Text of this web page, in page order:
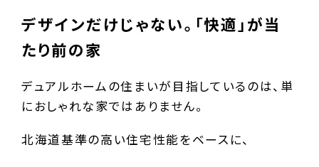
デザインだけじゃない。「快適」が当
たり前の家
デュアルホームの住まいが目指しているのは、単
におしゃれな家ではありません。
北海道基準の高い住宅性能をベースに、